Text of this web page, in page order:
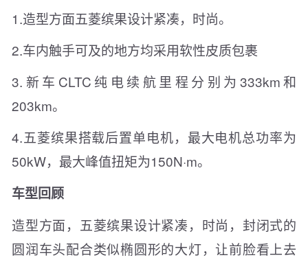
1.造型方面五菱缤果设计紧凑，时尚。
2.车内触手可及的地方均采用软性皮质包裹
3.新车CLTC纯电续航里程分别为333km和
203km。
4.五菱缤果搭载后置单电机，最大电机总功率为
50kW，最大峰值扭矩为150N·m。
车型回顾
造型方面，五菱缤果设计紧凑，时尚，封闭式的
圆润车头配合类似椭圆形的大灯，让前脸看上去